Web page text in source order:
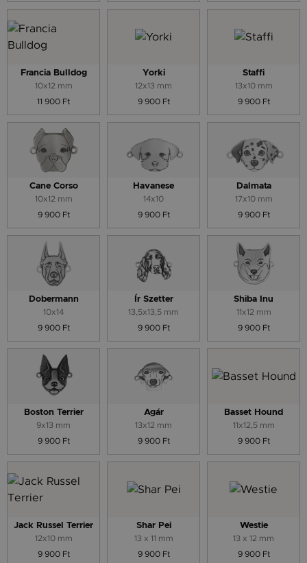
Francia Bulldog
10x12 mm
11 900 Ft
Yorki
12x13 mm
9 900 Ft
Staffi
13x10 mm
9 900 Ft
Cane Corso
10x12 mm
9 900 Ft
Havanese
14x10
9 900 Ft
Dalmata
17x10 mm
9 900 Ft
Dobermann
10x14
9 900 Ft
Ír Szetter
13,5x13,5 mm
9 900 Ft
Shiba Inu
11x12 mm
9 900 Ft
Boston Terrier
9x13 mm
9 900 Ft
Agár
13x12 mm
9 900 Ft
Basset Hound
11x12,5 mm
9 900 Ft
Jack Russel Terrier
12x10 mm
9 900 Ft
Shar Pei
13 x 11 mm
9 900 Ft
Westie
13 x 12 mm
9 900 Ft